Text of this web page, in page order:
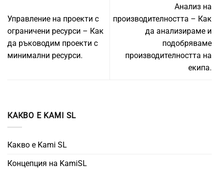
Управление на проекти с
ограничени ресурси – Как
да ръководим проекти с
минимални ресурси.
Анализ на
производителността – Как
да анализираме и
подобряваме
производителността на
екипа.
КАКВО Е KAMI SL
Какво е Kami SL
Концепция на KamiSL